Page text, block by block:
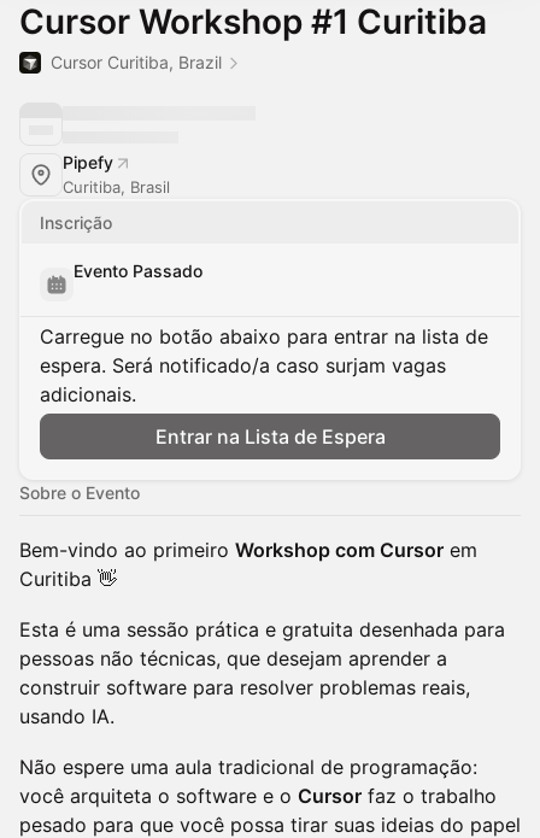
Cursor Workshop #1 Curitiba
Cursor Curitiba, Brazil
Pipefy
Curitiba, Brasil
Inscrição
Evento Passado
Carregue no botão abaixo para entrar na lista de
espera. Será notificado/a caso surjam vagas
adicionais.
Entrar na Lista de Espera
Sobre o Evento
Bem-vindo ao primeiro Workshop com Cursor em
Curitiba 👋
Esta é uma sessão prática e gratuita desenhada para
pessoas não técnicas, que desejam aprender a
construir software para resolver problemas reais,
usando IA.
Não espere uma aula tradicional de programação:
você arquiteta o software e o Cursor faz o trabalho
pesado para que você possa tirar suas ideias do papel